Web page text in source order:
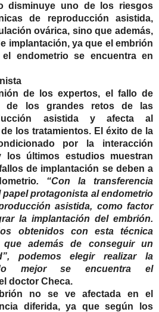
disminuye uno de los riesgos
de reproducción asistida,
ovárica, sino que además,
implantación, ya que el embrión
endometrio se encuentra en
de los expertos, el fallo de
de los grandes retos de las
asistida y afecta al
los tratamientos. El éxito de la
por la interacción
los últimos estudios muestran
de implantación se deben a
. “Con la transferencia
protagonista al endometrio
asistida, como factor
la implantación del embrión.
obtenidos con esta técnica
además de conseguir un
podemos elegir realizar la
mejor se encuentra el
doctor Checa.
no se ve afectada en el
diferida, ya que según los